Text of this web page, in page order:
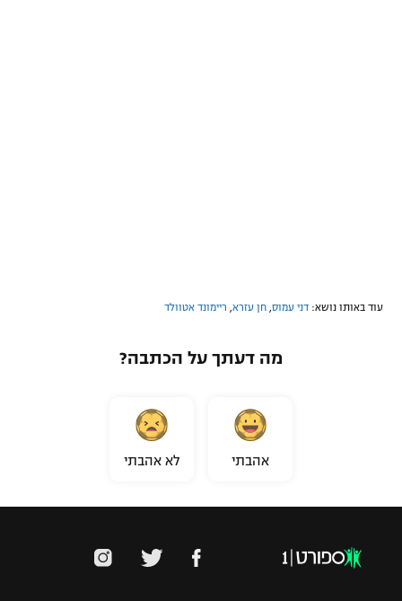
עוד באותו נושא: דני עמוס חן עזרא ריימונד אטוולד
מה דעתך על הכתבה?
אהבתי לא אהבתי